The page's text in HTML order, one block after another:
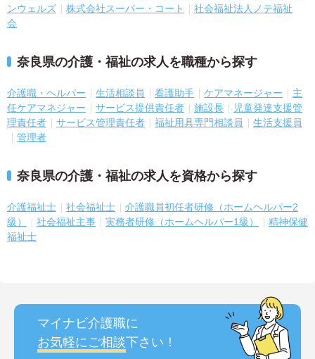
ンウェルズ
株式会社スーパー・コート
社会福祉法人ノテ福祉
会
奈良県の介護・福祉の求人を職種から探す
介護職・ヘルパー 生活相談員 看護助手 ケアマネージャー
主
任ケアマネジャー
サービス提供責任者 施設長
児童発達支援管
理責任者
サービス管理責任者 福祉用具専門相談員
生活支援員
管理者
奈良県の介護・福祉の求人を資格から探す
介護福祉士 社会福祉士
介護職員初任者研修（ホームヘルパー2
級）
社会福祉主事 実務者研修（ホームヘルパー1級）
精神保健
福祉士
マイナビ介護職に
お気軽にご相談下さい！